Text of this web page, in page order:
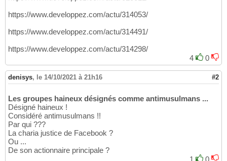
https://www.developpez.com/actu/314053/
https://www.developpez.com/actu/314491/
https://www.developpez.com/actu/314298/
4
0
denisys, le 14/10/2021 à 21h16 #2
Les groupes haineux désignés comme antimusulmans ...
Désigné haineux !
Considéré antimusulmans !!
Par qui ???
La charia justice de Facebook ?
Ou ...
De son actionnaire principale ?